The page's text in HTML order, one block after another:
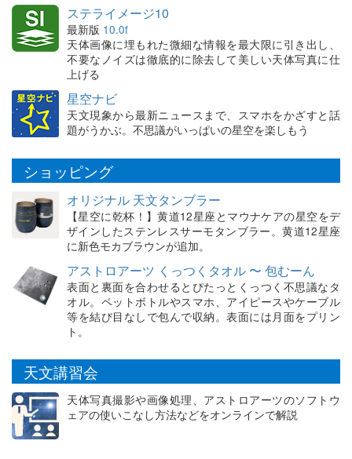
ステライメージ10
最新版 10.0f
天体画像に埋もれた微細な情報を最大限に引き出し、
不要なノイズは徹底的に除去して美しい天体写真に仕
上げる
星空ナビ
天文現象から最新ニュースまで、スマホをかざすと話
題がうかぶ。不思議がいっぱいの星空を楽しもう
ショッピング
オリジナル 天文タンブラー
【星空に乾杯！】黄道12星座とマウナケアの星空をデ
ザインしたステンレスサーモタンブラー。黄道12星座
に新色モカブラウンが追加。
アストロアーツ くっつくタオル 〜 包むーん
表面と裏面を合わせるとぴたっとくっつく不思議なタ
オル。ペットボトルやスマホ、アイピースやケーブル
等を結び目なしで包んで収納。表面には月面をプリン
ト。
天文講習会
天体写真撮影や画像処理、アストロアーツのソフトウ
ェアの使いこなし方法などをオンラインで解説